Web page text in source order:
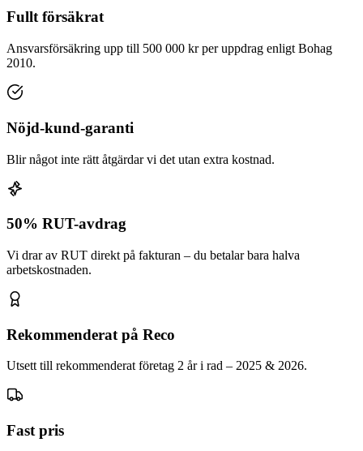
Fullt försäkrat
Ansvarsförsäkring upp till 500 000 kr per uppdrag enligt Bohag
2010.
Nöjd-kund-garanti
Blir något inte rätt åtgärdar vi det utan extra kostnad.
50% RUT-avdrag
Vi drar av RUT direkt på fakturan – du betalar bara halva
arbetskostnaden.
Rekommenderat på Reco
Utsett till rekommenderat företag 2 år i rad – 2025 & 2026.
Fast pris